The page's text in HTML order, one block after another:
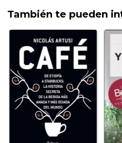
También te pueden